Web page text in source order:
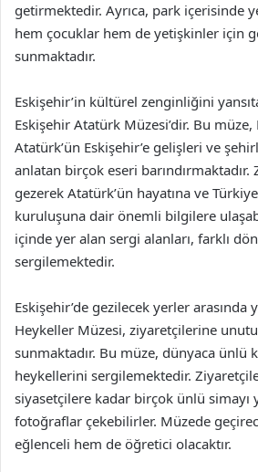
getirmektedir. Ayrıca, park içerisinde
hem çocuklar hem de yetişkinler için
sunmaktadır.
Eskişehir’in kültürel zenginliğini
Eskişehir Atatürk Müzesi’dir. Bu
Atatürk’ün Eskişehir’e gelişleri ve
anlatan birçok eseri
gezerek Atatürk’ün hayatına ve
kuruluşuna dair önemli bilgilere
içinde yer alan sergi alanları, farklı
sergilemektedir.
Eskişehir’de gezilecek yerler arasında
Heykeller Müzesi, ziyaretçilerine
sunmaktadır. Bu müze, dünyaca ünlü
heykellerini sergilemektedir.
siyasetçilere kadar birçok ünlü simayı
fotoğraflar çekebilirler. Müzede
eğlenceli hem de öğretici olacaktır.